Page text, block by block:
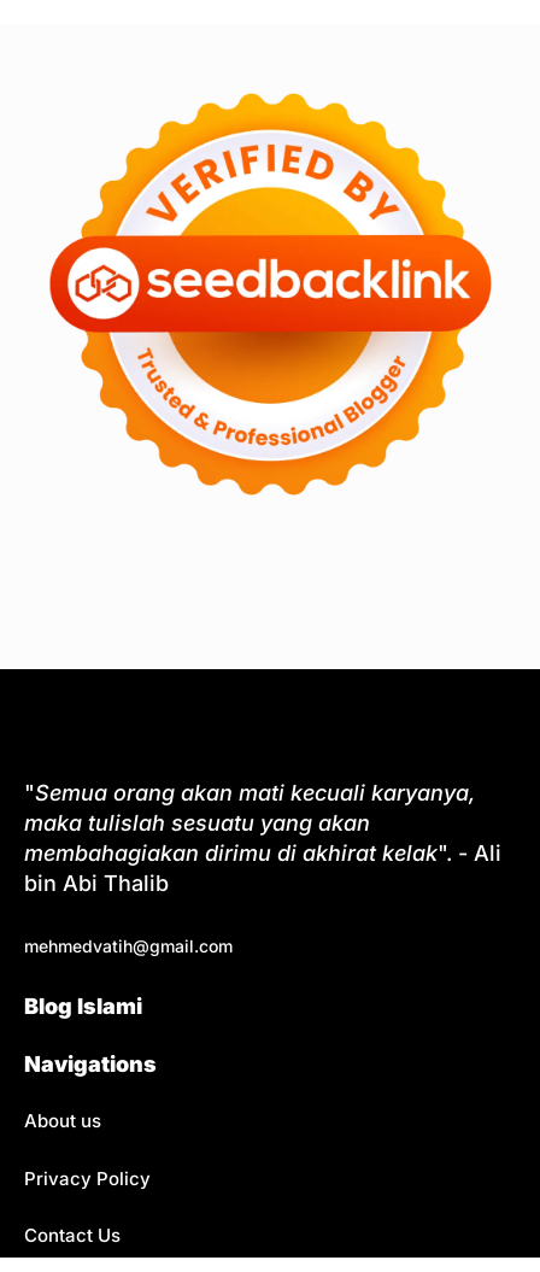
"Semua orang akan mati kecuali karyanya,
maka tulislah sesuatu yang akan
membahagiakan dirimu di akhirat kelak". - Ali
bin Abi Thalib
mehmedvatih@gmail.com
Blog Islami
Navigations
About us
Privacy Policy
Contact Us